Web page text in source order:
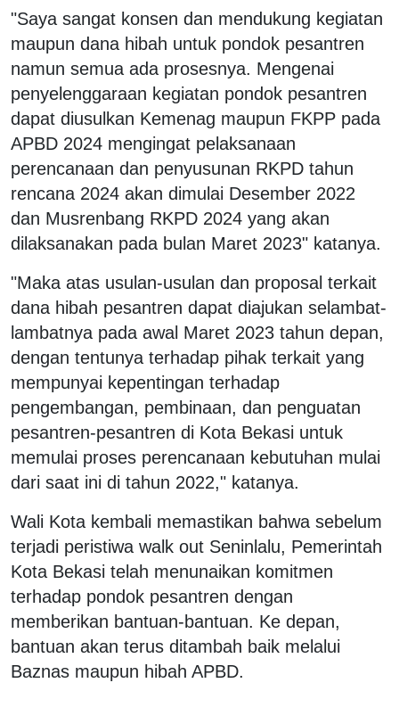
"Saya sangat konsen dan mendukung kegiatan
maupun dana hibah untuk pondok pesantren
namun semua ada prosesnya. Mengenai
penyelenggaraan kegiatan pondok pesantren
dapat diusulkan Kemenag maupun FKPP pada
APBD 2024 mengingat pelaksanaan
perencanaan dan penyusunan RKPD tahun
rencana 2024 akan dimulai Desember 2022
dan Musrenbang RKPD 2024 yang akan
dilaksanakan pada bulan Maret 2023" katanya.
"Maka atas usulan-usulan dan proposal terkait
dana hibah pesantren dapat diajukan selambat-
lambatnya pada awal Maret 2023 tahun depan,
dengan tentunya terhadap pihak terkait yang
mempunyai kepentingan terhadap
pengembangan, pembinaan, dan penguatan
pesantren-pesantren di Kota Bekasi untuk
memulai proses perencanaan kebutuhan mulai
dari saat ini di tahun 2022," katanya.
Wali Kota kembali memastikan bahwa sebelum
terjadi peristiwa walk out Seninlalu, Pemerintah
Kota Bekasi telah menunaikan komitmen
terhadap pondok pesantren dengan
memberikan bantuan-bantuan. Ke depan,
bantuan akan terus ditambah baik melalui
Baznas maupun hibah APBD.